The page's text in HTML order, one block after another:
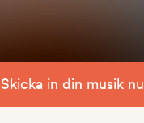
Skicka in din musik nu